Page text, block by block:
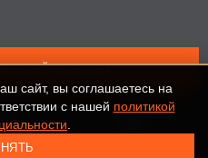
ЗВОНОК
сайт, вы соглашаетесь на
с нашей политикой